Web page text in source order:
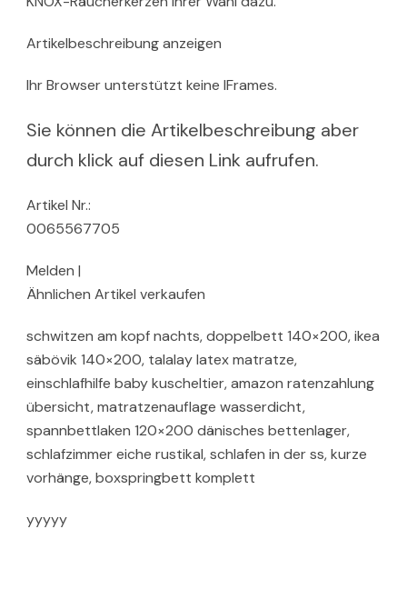
Artikelbeschreibung anzeigen
Ihr Browser unterstützt keine IFrames.
Sie können die Artikelbeschreibung aber
durch klick auf diesen Link aufrufen.
Artikel Nr.:
0065567705
Melden |
Ähnlichen Artikel verkaufen
schwitzen am kopf nachts, doppelbett 140×200, ikea
säbövik 140×200, talalay latex matratze,
einschlafhilfe baby kuscheltier, amazon ratenzahlung
übersicht, matratzenauflage wasserdicht,
spannbettlaken 120×200 dänisches bettenlager,
schlafzimmer eiche rustikal, schlafen in der ss, kurze
vorhänge, boxspringbett komplett
yyyyy